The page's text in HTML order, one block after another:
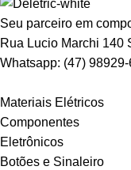
Seu parceiro em
Rua Lucio Marchi 140
Whatsapp: (47)
Materiais Elétricos
Componentes
Eletrônicos
Botões e Sinaleiro